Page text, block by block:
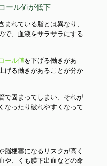
ール値が低下
れている脂とは異なり、
で、血液をサラサラにする
ール値を下げる働きがあ
げる働きがあることが分か
で固まってしまい、それが
なったり破れやすくなって
脳梗塞になるリスクが高く
や、くも膜下出血などの命